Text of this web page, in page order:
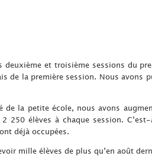
deuxième et troisième sessions du
de la première session. Nous avons
la petite école, nous avons
250 élèves à chaque session.
déjà occupées.
mille élèves de plus qu’en août